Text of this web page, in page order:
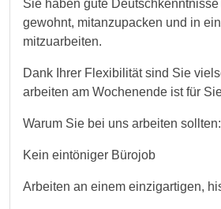
Sie haben gute
gewohnt, mitanzupacken und in
mitzuarbeiten.
Dank Ihrer Flexibilität sind Sie
arbeiten am Wochenende ist für
Warum Sie bei uns arbeiten sollten:
Kein eintöniger Bürojob
Arbeiten an einem einzigartigen,